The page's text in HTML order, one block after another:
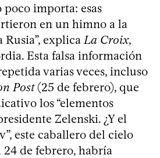
importa: esas
en un himno a la
explica La Croix,
Esta falsa información
varias veces, incluso
Post(25 de febrero), que
los “elementos
Zelenski. ¿Y el
este caballero del cielo
de febrero, habría